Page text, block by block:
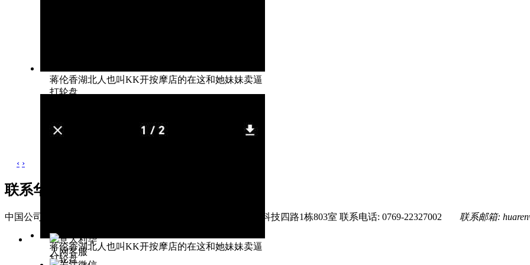
蒋伦香湖北人也叫KK开按摩店的在这和她妹妹卖逼
打轮盘
蒋伦香湖北人也叫KK开按摩店的在这和她妹妹卖逼
打轮盘
‹ ›
联系华人网
中国公司 Companies of China 联系地址: 广东省东莞市松山湖区科技四路1栋803室 联系电话: 0769-22327002 联系邮箱:
意大利华
人网客服